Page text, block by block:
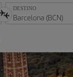
DESTINO